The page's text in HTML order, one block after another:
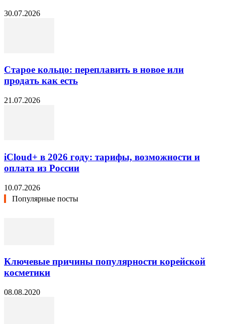
30.07.2026
Старое кольцо: переплавить в новое или
продать как есть
21.07.2026
iCloud+ в 2026 году: тарифы, возможности и
оплата из России
10.07.2026
Популярные посты
Ключевые причины популярности корейской
косметики
08.08.2020